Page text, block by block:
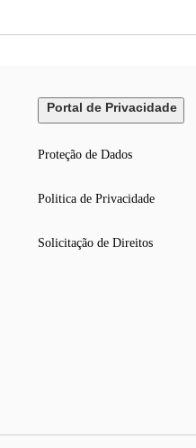
Portal de Privacidade
Proteção de Dados
Politica de Privacidade
Solicitação de Direitos